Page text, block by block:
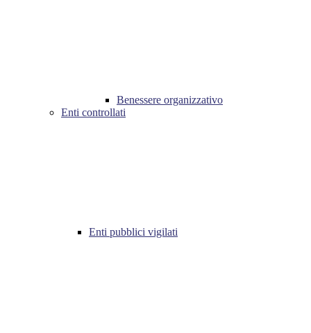
Benessere organizzativo
Enti controllati
Enti pubblici vigilati